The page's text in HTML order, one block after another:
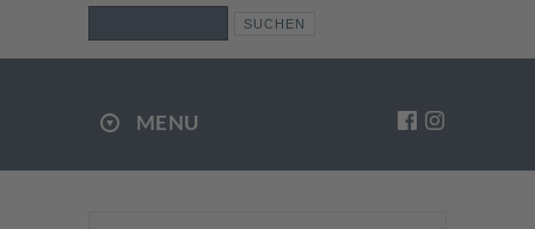
MENU